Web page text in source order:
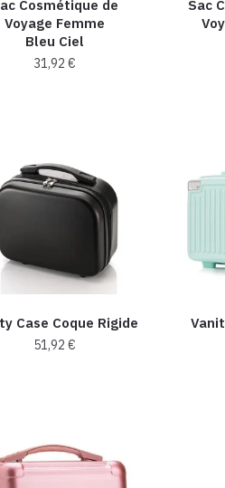
Cosmétique de
Voyage Femme
Bleu Ciel
31,92€
Sac
Case Coque Rigide
51,92€
plusieurs
variations.